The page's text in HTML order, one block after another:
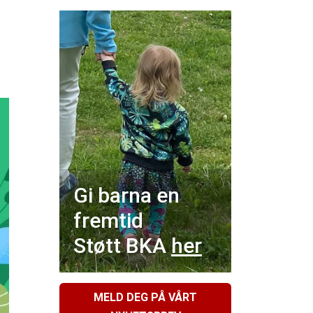
Gi barna en
fremtid
Støtt BKAher
MELD DEG PÅ VÅRT